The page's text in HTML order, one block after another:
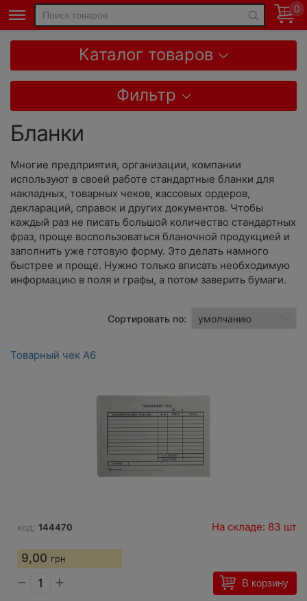
0
Каталог товаров
Фильтр
Бланки
Многие предприятия, организации, компании
используют в своей работе стандартные бланки для
накладных, товарных чеков, кассовых ордеров,
деклараций, справок и других документов. Чтобы
каждый раз не писать большой количество стандартных
фраз, проще воспользоваться бланочной продукцией и
заполнить уже готовую форму. Это делать намного
быстрее и проще. Нужно только вписать необходимую
информацию в поля и графы, а потом заверить бумаги.
Сортировать по:
Товарный чек А6
код: 144470 На складе: 83 шт
9,00 грн
− + В корзину